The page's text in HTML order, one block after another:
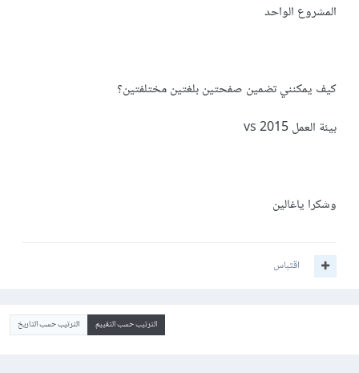
المشروع الواحد
كيف يمكنني تضمين صفحتين بلغتين مختلفتين؟
بيئة العمل vs 2015
وشكرا ياغالين
اقتباس
الترتيب حسب التقييم الترتيب حسب التاريخ